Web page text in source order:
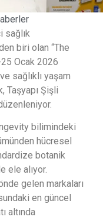
sağlık
biri olan “The
Ocak 2026
sağlıklı yaşam
Taşyapı Şişli
bilimindeki
hücresel
botanik
ele alıyor.
gelen markaları
en güncel
altında